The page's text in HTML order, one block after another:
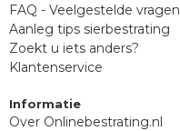
FAQ - Veelgestelde vragen
Aanleg tips sierbestrating
Zoekt u iets anders?
Klantenservice
Informatie
Over Onlinebestrating.nl